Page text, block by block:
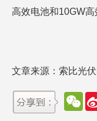
高效电池和10GW高
文章来源：索比光伏
W
e